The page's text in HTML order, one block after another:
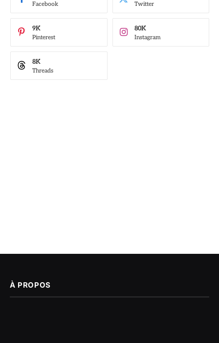
Facebook Twitter
Pinterest
9K
Instagram
80K
Threads
8K
À PROPOS